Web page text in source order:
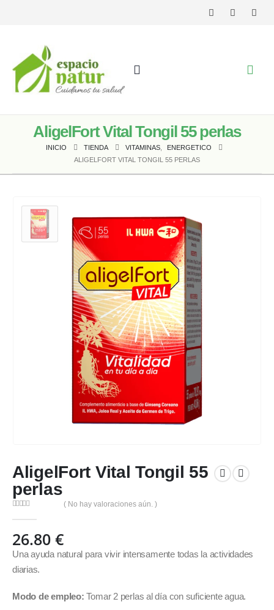
AligelFort Vital Tongil 55 perlas
INICIO TIENDA VITAMINAS,
ENERGETICO
ALIGELFORT VITAL TONGIL 55 PERLAS
AligelFort Vital Tongil 55
perlas
( No hay valoraciones aún. )
26.80 €
Una ayuda natural para vivir intensamente todas la actividades
diarias.
Modo de empleo:Tomar 2 perlas al día con suficiente agua.